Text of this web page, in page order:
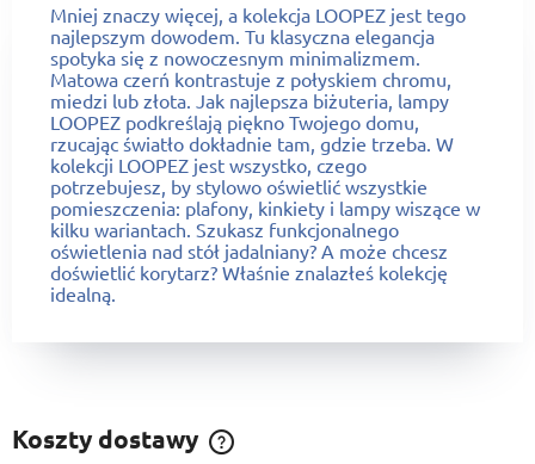
Mniej znaczy więcej, a kolekcja LOOPEZ jest tego
najlepszym dowodem. Tu klasyczna elegancja
spotyka się z nowoczesnym minimalizmem.
Matowa czerń kontrastuje z połyskiem chromu,
miedzi lub złota. Jak najlepsza biżuteria, lampy
LOOPEZ podkreślają piękno Twojego domu,
rzucając światło dokładnie tam, gdzie trzeba. W
kolekcji LOOPEZ jest wszystko, czego
potrzebujesz, by stylowo oświetlić wszystkie
pomieszczenia: plafony, kinkiety i lampy wiszące w
kilku wariantach. Szukasz funkcjonalnego
oświetlenia nad stół jadalniany? A może chcesz
doświetlić korytarz? Właśnie znalazłeś kolekcję
idealną.
Koszty dostawy